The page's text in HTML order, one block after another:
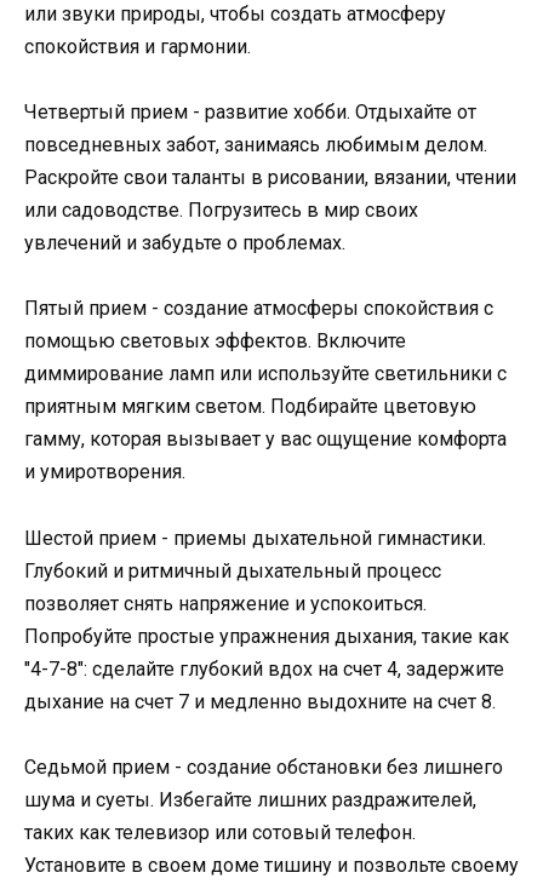
или звуки природы, чтобы создать атмосферу
спокойствия и гармонии.
Четвертый прием - развитие хобби. Отдыхайте от
повседневных забот, занимаясь любимым делом.
Раскройте свои таланты в рисовании, вязании, чтении
или садоводстве. Погрузитесь в мир своих
увлечений и забудьте о проблемах.
Пятый прием - создание атмосферы спокойствия с
помощью световых эффектов. Включите
диммирование ламп или используйте светильники с
приятным мягким светом. Подбирайте цветовую
гамму, которая вызывает у вас ощущение комфорта
и умиротворения.
Шестой прием - приемы дыхательной гимнастики.
Глубокий и ритмичный дыхательный процесс
позволяет снять напряжение и успокоиться.
Попробуйте простые упражнения дыхания, такие как
"4-7-8": сделайте глубокий вдох на счет 4, задержите
дыхание на счет 7 и медленно выдохните на счет 8.
Седьмой прием - создание обстановки без лишнего
шума и суеты. Избегайте лишних раздражителей,
таких как телевизор или сотовый телефон.
Установите в своем доме тишину и позвольте своему